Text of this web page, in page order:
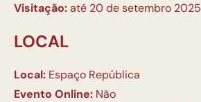
Visitação:até 20 de setembro 2025
LOCAL
Local: Espaço República
Evento Online: Não